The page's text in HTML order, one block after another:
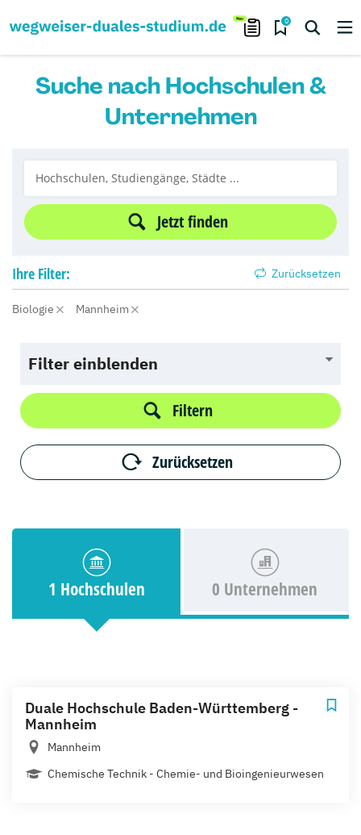
0
Suche nach Hochschulen &
Unternehmen
Jetzt finden
Ihre Filter: Zurücksetzen
Biologie Mannheim
Filter einblenden
Filtern
Zurücksetzen
1 Hochschulen 0 Unternehmen
Duale Hochschule Baden-Württemberg -
Mannheim
Mannheim
Chemische Technik - Chemie- und Bioingenieurwesen